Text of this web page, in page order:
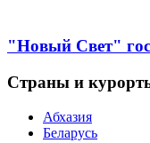
"Новый Свет"
Страны и
Абхазия
Беларусь